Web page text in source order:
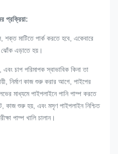
প্রক্রিয়া:
মাটিতে পার্ক করতে হবে, একেবারে
ঝোঁক এড়াতে হয়।
চাপ পরিমাপক স্বাভাবিক কিনা তা
নির্মাণ কাজ শুরু করার আগে, পাইপের
মাধ্যমে পাইপলাইনে পানি পাম্প করতে
কাজ শুরু হয়, এবং মসৃণ পাইপলাইন নিশ্চিত
পাম্প খালি চালান।